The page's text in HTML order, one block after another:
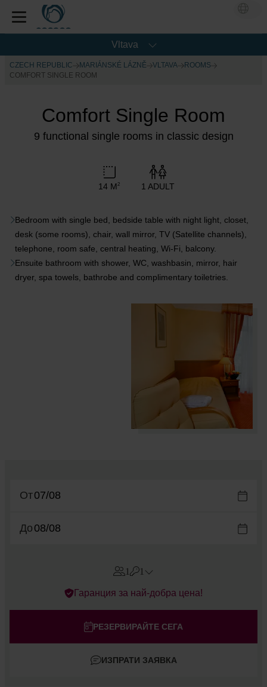
Vltava
CZECH REPUBLIC MARIÁNSKÉ LÁZNĚ VLTAVA
ROOMS
COMFORT SINGLE ROOM
Comfort Single Room
9 functional single rooms in classic design
14 M2 1 ADULT
Bedroom with single bed, bedside table with night light, closet,
desk (some rooms), chair, wall mirror, TV (Satellite channels),
telephone, room safe, central heating, Wi-Fi, balcony.
Ensuite bathroom with shower, WC, washbasin, mirror, hair
dryer, spa towels, bathrobe and complimentary toiletries.
От
До
1 1
Errors?
Деца
Гаранция за най-добра цена!
РЕЗЕРВИРАЙТЕ СЕГА
ИЗПРАТИ ЗАЯВКА